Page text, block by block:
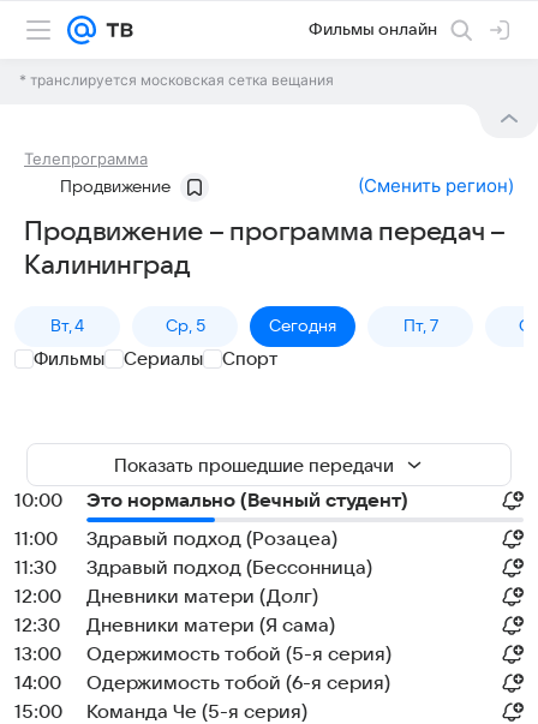
Фильмы онлайн
* транслируется московская сетка вещания
Телепрограмма
Продвижение (Сменить регион)
Продвижение – программа передач –
Калининград
Вт, 4 Ср, 5 Сегодня Пт, 7
Фильмы Сериалы Спорт
Показать прошедшие передачи
10:00
Это нормально (Вечный студент)
11:00
Здравый подход (Розацеа)
11:30
Здравый подход (Бессонница)
12:00
Дневники матери (Долг)
12:30
Дневники матери (Я сама)
13:00
Одержимость тобой (5-я серия)
14:00
Одержимость тобой (6-я серия)
15:00
Команда Че (5-я серия)